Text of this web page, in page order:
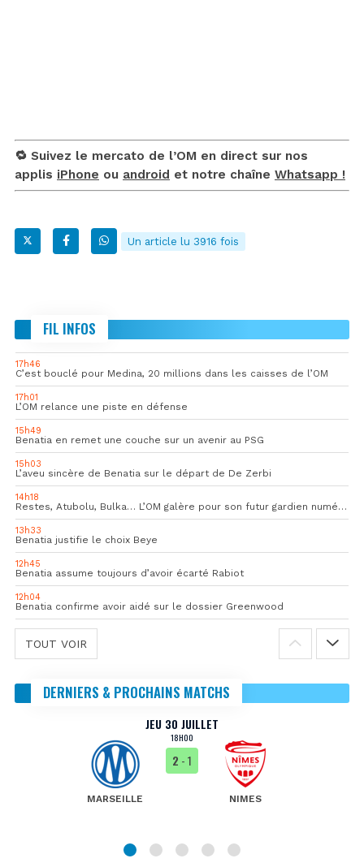
🔁 Suivez le mercato de l’OM en direct sur nos
applis iPhone ou android et notre chaîne Whatsapp !
Un article lu 3916 fois
FIL INFOS
17h46
C’est bouclé pour Medina, 20 millions dans les caisses de l’OM
17h01
L’OM relance une piste en défense
15h49
Benatia en remet une couche sur un avenir au PSG
15h03
L’aveu sincère de Benatia sur le départ de De Zerbi
14h18
Restes, Atubolu, Bulka… L’OM galère pour son futur gardien numéro 1
13h33
Benatia justifie le choix Beye
12h45
Benatia assume toujours d’avoir écarté Rabiot
12h04
Benatia confirme avoir aidé sur le dossier Greenwood
TOUT VOIR
DERNIERS & PROCHAINS MATCHS
JEU 30 JUILLET
18H00
MARSEILLE
2 - 1
NIMES